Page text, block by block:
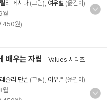
릴리 메시나(그림), 여우별 (옮긴이)
월
450원)
배우는 자립 - Values 시리즈
레슬리 단슨 (그림), 여우별 (옮긴이)
월